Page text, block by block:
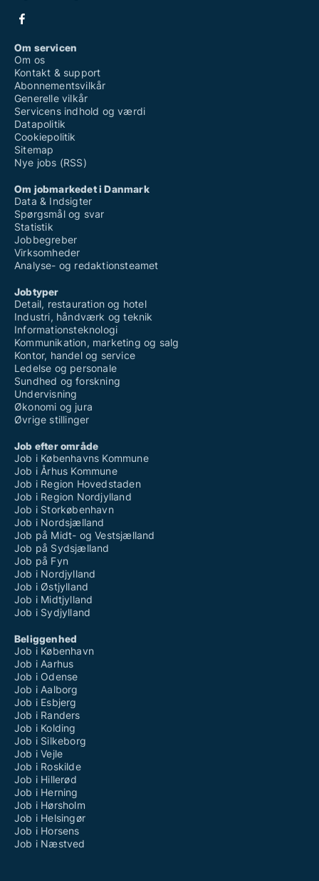
Om servicen
Om os
Kontakt & support
Abonnementsvilkår
Generelle vilkår
Servicens indhold og værdi
Datapolitik
Cookiepolitik
Sitemap
Nye jobs (RSS)
Om jobmarkedet i Danmark
Data & Indsigter
Spørgsmål og svar
Statistik
Jobbegreber
Virksomheder
Analyse- og redaktionsteamet
Jobtyper
Detail, restauration og hotel
Industri, håndværk og teknik
Informationsteknologi
Kommunikation, marketing og salg
Kontor, handel og service
Ledelse og personale
Sundhed og forskning
Undervisning
Økonomi og jura
Øvrige stillinger
Job efter område
Job i Københavns Kommune
Job i Århus Kommune
Job i Region Hovedstaden
Job i Region Nordjylland
Job i Storkøbenhavn
Job i Nordsjælland
Job på Midt- og Vestsjælland
Job på Sydsjælland
Job på Fyn
Job i Nordjylland
Job i Østjylland
Job i Midtjylland
Job i Sydjylland
Beliggenhed
Job i København
Job i Aarhus
Job i Odense
Job i Aalborg
Job i Esbjerg
Job i Randers
Job i Kolding
Job i Silkeborg
Job i Vejle
Job i Roskilde
Job i Hillerød
Job i Herning
Job i Hørsholm
Job i Helsingør
Job i Horsens
Job i Næstved